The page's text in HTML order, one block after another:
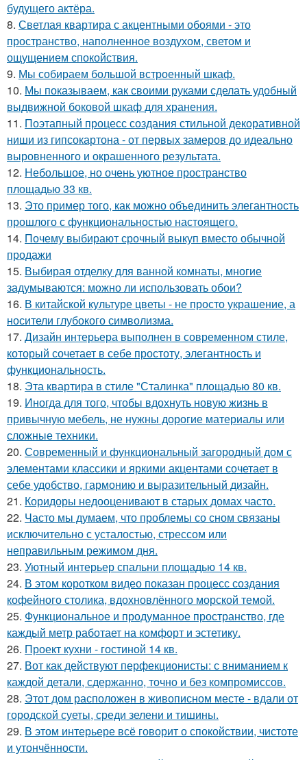
будущего актёра.
8. Светлая квартира с акцентными обоями - это
пространство, наполненное воздухом, светом и
ощущением спокойствия.
9. Мы собираем большой встроенный шкаф.
10. Мы показываем, как своими руками сделать удобный
выдвижной боковой шкаф для хранения.
11. Поэтапный процесс создания стильной декоративной
ниши из гипсокартона - от первых замеров до идеально
выровненного и окрашенного результата.
12. Небольшое, но очень уютное пространство
площадью 33 кв.
13. Это пример того, как можно объединить элегантность
прошлого с функциональностью настоящего.
14. Почему выбирают срочный выкуп вместо обычной
продажи
15. Выбирая отделку для ванной комнаты, многие
задумываются: можно ли использовать обои?
16. В китайской культуре цветы - не просто украшение, а
носители глубокого символизма.
17. Дизайн интерьера выполнен в современном стиле,
который сочетает в себе простоту, элегантность и
функциональность.
18. Эта квартира в стиле "Сталинка" площадью 80 кв.
19. Иногда для того, чтобы вдохнуть новую жизнь в
привычную мебель, не нужны дорогие материалы или
сложные техники.
20. Современный и функциональный загородный дом с
элементами классики и яркими акцентами сочетает в
себе удобство, гармонию и выразительный дизайн.
21. Коридоры недооценивают в старых домах часто.
22. Часто мы думаем, что проблемы со сном связаны
исключительно с усталостью, стрессом или
неправильным режимом дня.
23. Уютный интерьер спальни площадью 14 кв.
24. В этом коротком видео показан процесс создания
кофейного столика, вдохновлённого морской темой.
25. Функциональное и продуманное пространство, где
каждый метр работает на комфорт и эстетику.
26. Проект кухни - гостиной 14 кв.
27. Вот как действуют перфекционисты: с вниманием к
каждой детали, сдержанно, точно и без компромиссов.
28. Этот дом расположен в живописном месте - вдали от
городской суеты, среди зелени и тишины.
29. В этом интерьере всё говорит о спокойствии, чистоте
и утончённости.